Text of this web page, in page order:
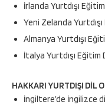
İrlanda Yurtdışı Eğitim
Yeni Zelanda Yurtdışı
Almanya Yurtdışı
İtalya Yurtdışı Eğitim
HAKKARI YURTDIŞI DİL
İngiltere’de İngilizce